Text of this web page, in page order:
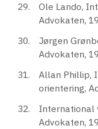
Ole Lando,
Advokaten,
Jørgen
Advokaten,
Allan Phillip,
orientering,
International
Advokaten,